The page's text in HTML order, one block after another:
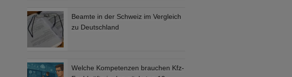
Beamte in der Schweiz im Vergleich
zu Deutschland
Welche Kompetenzen brauchen Kfz-